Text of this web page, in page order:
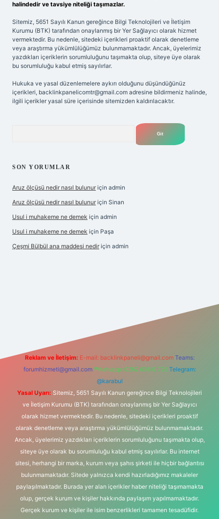
halindedir ve tavsiye niteliği taşımazlar.
Sitemiz, 5651 Sayılı Kanun gereğince Bilgi Teknolojileri ve İletişim
Kurumu (BTK) tarafından onaylanmış bir Yer Sağlayıcı olarak hizmet
vermektedir. Bu nedenle, sitedeki içerikleri proaktif olarak denetleme
veya araştırma yükümlülüğümüz bulunmamaktadır. Ancak, üyelerimiz
yazdıkları içeriklerin sorumluluğunu taşımakta olup, siteye üye olarak
bu sorumluluğu kabul etmiş sayılırlar.
Hukuka ve yasal düzenlemelere aykırı olduğunu düşündüğünüz
içerikleri, backlinkpanelicomtr@gmail.com adresine bildirmeniz halinde,
ilgili içerikler yasal süre içerisinde sitemizden kaldırılacaktır.
SON YORUMLAR
Aruz ölçüsü nedir nasıl bulunur için admin
Aruz ölçüsü nedir nasıl bulunur için Sinan
Usul i muhakeme ne demek için admin
Usul i muhakeme ne demek için Paşa
Çeşmi Bülbül ana maddesi nedir için admin
Reklam ve İletişim: E-mail: backlinkpaneli@gmail.com Teams:
forumhizmeti@gmail.com Whatsapp: 0262 606 0 726 Telegram:
@karabul
Yasal Uyarı: Sitemiz, 5651 Sayılı Kanun gereğince Bilgi Teknolojileri
ve İletişim Kurumu (BTK) tarafından onaylanmış bir Yer Sağlayıcı
olarak hizmet vermektedir. Bu nedenle, sitedeki içerikleri proaktif
olarak denetleme veya araştırma yükümlülüğümüz bulunmamaktadır.
Ancak, üyelerimiz yazdıkları içeriklerin sorumluluğunu taşımakta olup,
siteye üye olarak bu sorumluluğu kabul etmiş sayılırlar. Bu internet
sitesi, herhangi bir marka, kurum veya şahıs şirketi ile hiçbir bağlantısı
bulunmamaktadır. Sitede yalnızca kendi hazırladığımız makaleler
paylaşılmaktadır. Burada yer alan içerikler haber niteliği taşımamakta
olup, gerçek kurum ve kişiler hakkında paylaşım yapılmamaktadır.
Gerçek kurum ve kişiler ile isim benzerlikleri tamamen tesadüfidir.